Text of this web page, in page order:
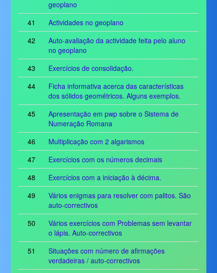
geoplano
41
Actividades no geoplano
42
Auto-avaliação da actividade feita pelo aluno
no geoplano
43
Exercícios de consolidação.
44
Ficha informativa acerca das características
dos sólidos geométricos. Alguns exemplos.
45
Apresentação em pwp sobre o Sistema de
Numeração Romana
46
Multiplicação com 2 algarismos
47
Exercícios com os números decimais
48
Exercícios com a iniciação à décima.
49
Vários enigmas para resolver com palitos. São
auto-correctivos
50
Vários exercícios com Problemas sem levantar
o lápis. Auto-correctivos
51
Situações com número de afirmações
verdadeiras / auto-correctivos